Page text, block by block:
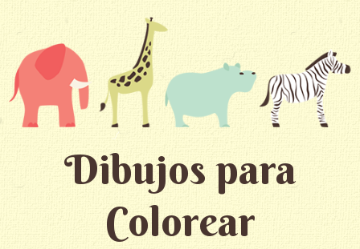
Dibujos para
Colorear